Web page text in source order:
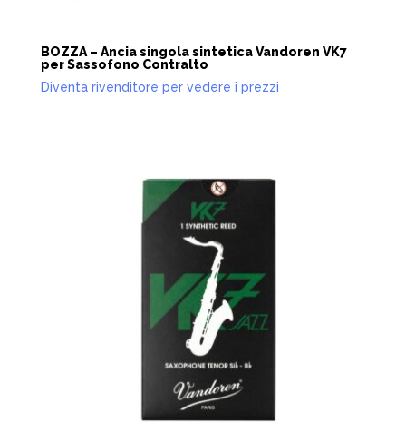
BOZZA – Ancia singola sintetica Vandoren VK7
per Sassofono Contralto
Diventa rivenditore per vedere i prezzi